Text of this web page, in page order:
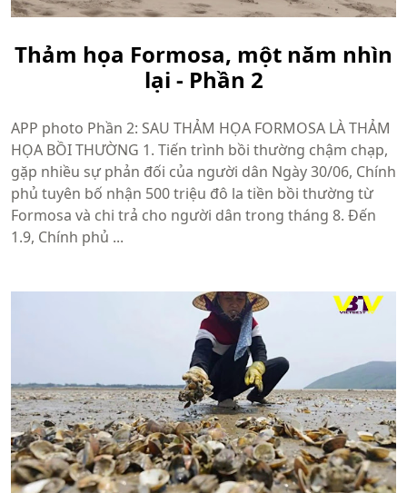
Thảm họa Formosa, một năm nhìn
lại - Phần 2
APP photo Phần 2: SAU THẢM HỌA FORMOSA LÀ THẢM
HỌA BỒI THƯỜNG 1. Tiến trình bồi thường chậm chạp,
gặp nhiều sự phản đối của người dân Ngày 30/06, Chính
phủ tuyên bố nhận 500 triệu đô la tiền bồi thường từ
Formosa và chi trả cho người dân trong tháng 8. Đến
1.9, Chính phủ ...